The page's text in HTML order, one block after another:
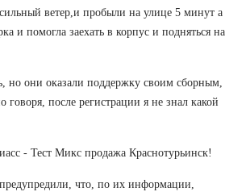
ветер,и пробыли на улице 5 минут а
и помогла заехать в корпус и подняться на
но они оказали поддержку своим сборным,
говоря, после регистрации я не знал какой
- Тест Микс продажа Краснотурьинск!
что, по их информации,